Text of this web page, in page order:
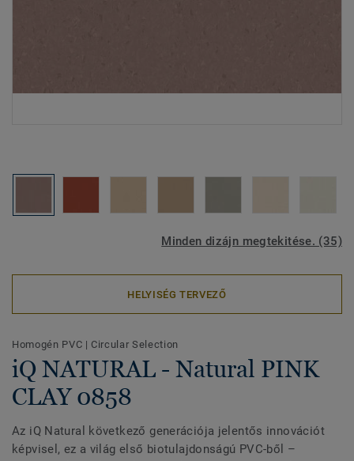
Minden dizájn megtekitése. (35)
HELYISÉG TERVEZŐ
Homogén PVC | Circular Selection
iQ NATURAL - Natural PINK
CLAY 0858
Az iQ Natural következő generációja jelentős innovációt
képvisel, ez a világ első biotulajdonságú PVC-ből –